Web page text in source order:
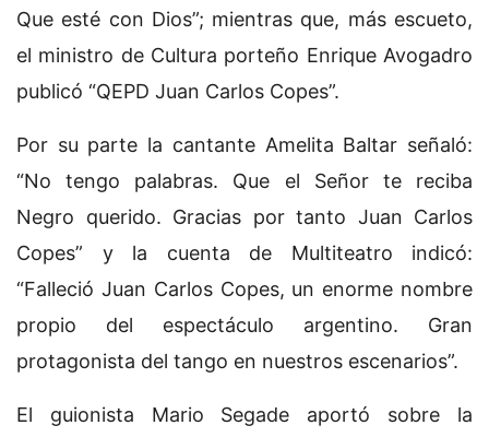
Que esté con Dios”; mientras que, más escueto,
el ministro de Cultura porteño Enrique Avogadro
publicó “QEPD Juan Carlos Copes”.
Por su parte la cantante Amelita Baltar señaló:
“No tengo palabras. Que el Señor te reciba
Negro querido. Gracias por tanto Juan Carlos
Copes” y la cuenta de Multiteatro indicó:
“Falleció Juan Carlos Copes, un enorme nombre
propio del espectáculo argentino. Gran
protagonista del tango en nuestros escenarios”.
El guionista Mario Segade aportó sobre la